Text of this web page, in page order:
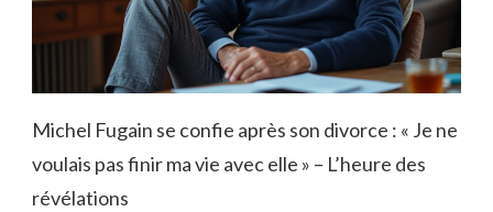
Michel Fugain se confie après son divorce : « Je ne
voulais pas finir ma vie avec elle » – L’heure des
révélations